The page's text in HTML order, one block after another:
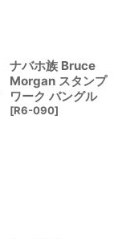
ナバホ族 Bruce
Morgan スタンプ
ワーク バングル
[R6-090]